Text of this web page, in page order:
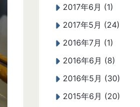
2017年6月 (1)
2017年5月 (24)
2016年7月 (1)
2016年6月 (8)
2016年5月 (30)
2015年6月 (20)